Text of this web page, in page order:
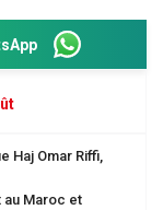
Haj Omar Riffi,
au Maroc et